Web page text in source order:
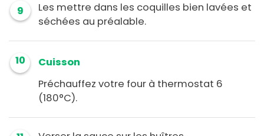
9
Les mettre dans les coquilles bien lavées et
séchées au préalable.
10
Cuisson
Préchauffez votre four à thermostat 6
(180°C).